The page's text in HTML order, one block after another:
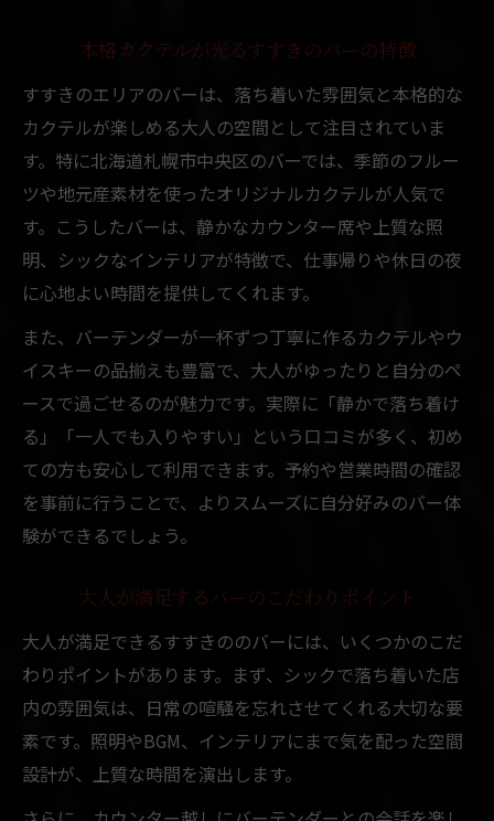
本格カクテルが光るすすきのバーの特徴
すすきのエリアのバーは、落ち着いた雰囲気と本格的な
カクテルが楽しめる大人の空間として注目されていま
す。特に北海道札幌市中央区のバーでは、季節のフルー
ツや地元産素材を使ったオリジナルカクテルが人気で
す。こうしたバーは、静かなカウンター席や上質な照
明、シックなインテリアが特徴で、仕事帰りや休日の夜
に心地よい時間を提供してくれます。
また、バーテンダーが一杯ずつ丁寧に作るカクテルやウ
イスキーの品揃えも豊富で、大人がゆったりと自分のペ
ースで過ごせるのが魅力です。実際に「静かで落ち着け
る」「一人でも入りやすい」という口コミが多く、初め
ての方も安心して利用できます。予約や営業時間の確認
を事前に行うことで、よりスムーズに自分好みのバー体
験ができるでしょう。
大人が満足するバーのこだわりポイント
大人が満足できるすすきののバーには、いくつかのこだ
わりポイントがあります。まず、シックで落ち着いた店
内の雰囲気は、日常の喧騒を忘れさせてくれる大切な要
素です。照明やBGM、インテリアにまで気を配った空間
設計が、上質な時間を演出します。